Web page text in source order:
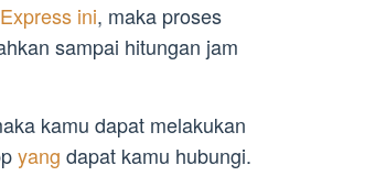
ini, maka proses
sampai hitungan jam
kamu dapat melakukan
yang dapat kamu hubungi.